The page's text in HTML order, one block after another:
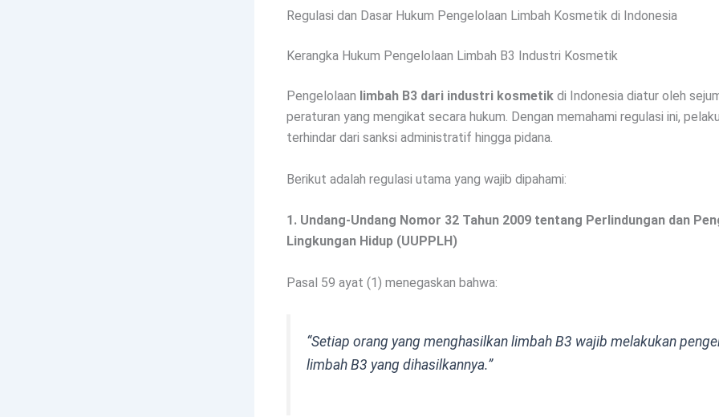
Regulasi dan Dasar Hukum Pengelolaan Limbah Kosmetik di Indonesia
Kerangka Hukum Pengelolaan Limbah B3 Industri Kosmetik
Pengelolaan limbah B3 dari industri kosmetik di Indonesia diatur oleh
peraturan yang mengikat secara hukum. Dengan memahami regulasi ini,
terhindar dari sanksi administratif hingga pidana.
Berikut adalah regulasi utama yang wajib dipahami:
1. Undang-Undang Nomor 32 Tahun 2009 tentang Perlindungan dan
Lingkungan Hidup (UUPPLH)
Pasal 59 ayat (1) menegaskan bahwa:
“Setiap orang yang menghasilkan limbah B3 wajib melakukan
limbah B3 yang dihasilkannya.”